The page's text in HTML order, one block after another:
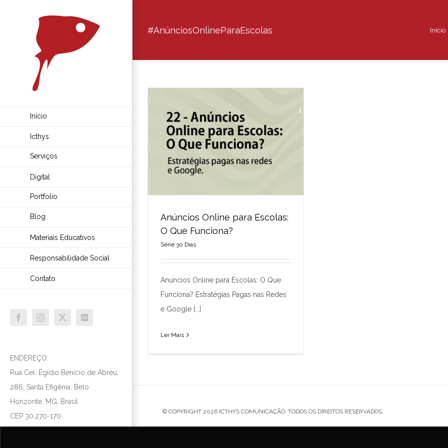
Início
Icthys
Serviços
Digital
Portfolio
Blog
Materiais Educativos
Responsabilidade Social
Contato
FacebookInstagram
X Behance
ENDEREÇO:
Rua Cel. Egídio Benício de Abreu,
286, Santa Efigênia, Belo
Horizonte, MG, Brasil
CEP 30.270-170
#AnúnciosOnlineParaEscolas Início
Anúncios Online para Escolas: O
Que Funciona?
Anúncios Online para Escolas:
O Que Funciona?
Série 30 Dias
Anúncios Online para Escolas: O Que
Funciona? Estratégias Pagas nas Redes
e Google [...]
Ler Mais
© COPYRIGHT 2026 ICTHYS COMUNICAÇÃO. TODOS OS DIREITOS RESERVADOS.